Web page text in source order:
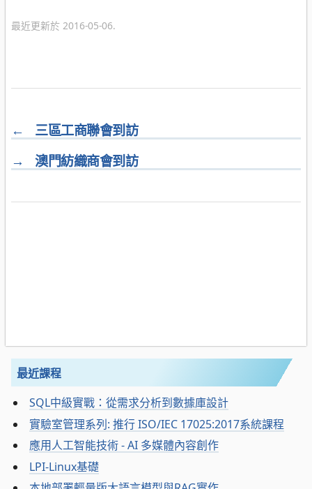
博
最近更新於 2016-05-06.
←
三區工商聯會到訪
→
澳門紡織商會到訪
最近課程
SQL中級實戰：從需求分析到數據庫設計
實驗室管理系列: 推行 ISO/IEC 17025:2017系統課程
應用人工智能技術 - AI 多媒體內容創作
LPI-Linux基礎